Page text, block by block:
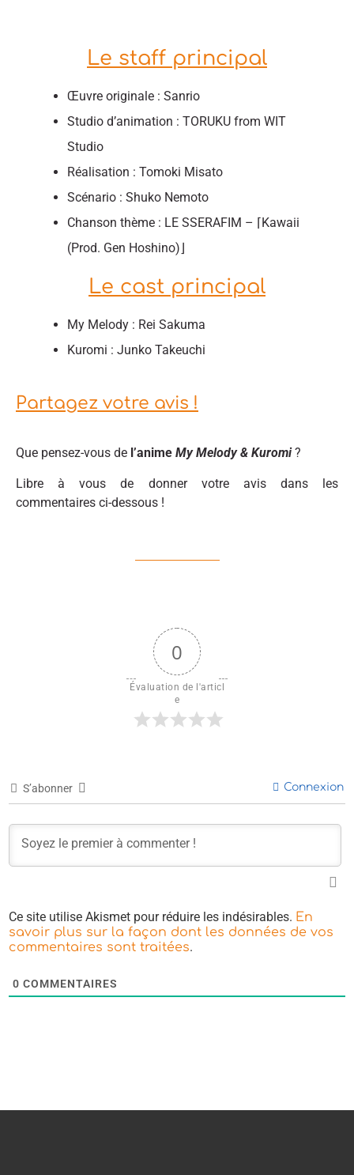
Le staff principal
Œuvre originale : Sanrio
Studio d’animation : TORUKU from WIT
Studio
Réalisation : Tomoki Misato
Scénario : Shuko Nemoto
Chanson thème : LE SSERAFIM – ⌈Kawaii
(Prod. Gen Hoshino)⌋
Le cast principal
My Melody : Rei Sakuma
Kuromi : Junko Takeuchi
Partagez votre avis !
Que pensez-vous de l’anime My Melody & Kuromi?
Libre à vous de donner votre avis dans les
commentaires ci-dessous !
0
Évaluation de l'articl
e
S’abonner Connexion
Ce site utilise Akismet pour réduire les indésirables. En
savoir plus sur la façon dont les données de vos
commentaires sont traitées.
0 COMMENTAIRES